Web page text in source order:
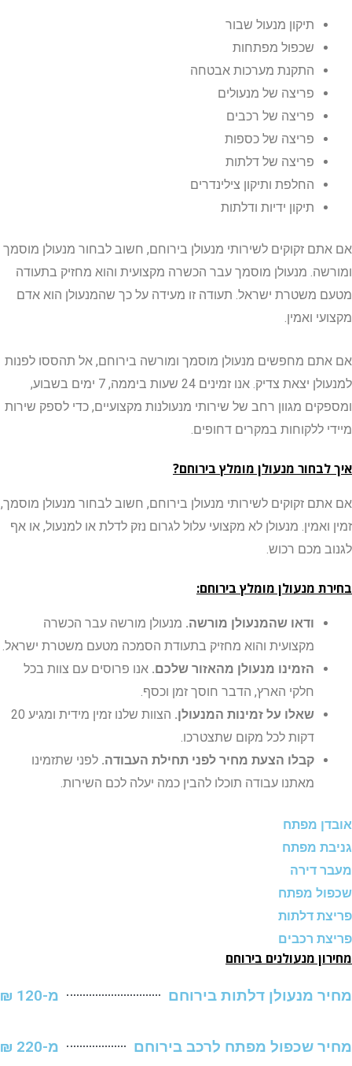
תיקון מנעול שבור
שכפול מפתחות
התקנת מערכות אבטחה
פריצה של מנעולים
פריצה של רכבים
פריצה של כספות
פריצה של דלתות
החלפת ותיקון צילינדרים
תיקון ידיות ודלתות
זקוקים לשירותי מנעולן בירוחם, חשוב לבחור מנעולן מוסמך
מנעולן מוסמך עבר הכשרה מקצועית והוא מחזיק בתעודה
משטרת ישראל. תעודה זו מעידה על כך שהמנעולן הוא אדם
ואמין.
מחפשים מנעולן מוסמך ומורשה בירוחם, אל תהססו לפנות
למנעולן יצאת צדיק. אנו זמינים 24 שעות ביממה, 7 ימים בשבוע,
מגוון רחב של שירותי מנעולנות מקצועיים,כדי לספק שירות
ללקוחות במקרים דחופים.
מנעולן מומלץ בירוחם?
זקוקים לשירותי מנעולן בירוחם, חשוב לבחור מנעולן מוסמך,
מנעולן לא מקצועי עלול לגרום נזק לדלת או למנעול, או אף
מכם רכוש.
מנעולן מומלץ בירוחם:
ודאו שהמנעולן מורשה.מנעולן מורשה עבר הכשרה
מקצועית והוא מחזיק בתעודת הסמכה מטעם משטרת ישראל.
הזמינו מנעולן מהאזור שלכם.אנו פרוסים עם צוות בכל
חלקי הארץ, הדבר חוסך זמן וכסף.
שאלו על זמינות המנעולן.
הצוות שלנו זמין מידית ומגיע 20
דקות לכל מקום שתצטרכו.
קבלו הצעת מחיר לפני תחילת העבודה.לפני שתזמינו
מאתנו עבודה תוכלו להבין כמה יעלה לכם השירות.
מפתח
מפתח
דירה
מפתח
דלתות
רכבים
מנעולנים בירוחם
מנעולן דלתות בירוחם מ-120 ₪
שכפול מפתח לרכב בירוחם מ-220 ₪